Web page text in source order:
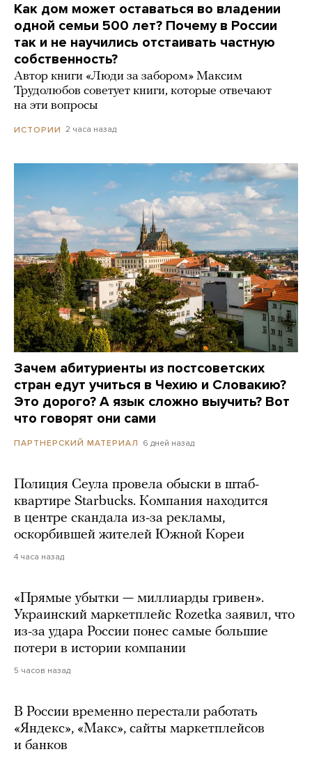
Как дом может оставаться во владении
одной семьи 500 лет? Почему в России
так и не научились отстаивать частную
собственность?
Автор книги «Люди за забором» Максим
Трудолюбов советует книги, которые отвечают
на эти вопросы
ИСТОРИИ 2 часа назад
Зачем абитуриенты из постсоветских
стран едут учиться в Чехию и Словакию?
Это дорого? А язык сложно выучить? Вот
что говорят они сами
ПАРТНЕРСКИЙ МАТЕРИАЛ 6 дней назад
Полиция Сеула провела обыски в штаб-
квартире Starbucks. Компания находится
в центре скандала из-за рекламы,
оскорбившей жителей Южной Кореи
4 часа назад
«Прямые убытки — миллиарды гривен».
Украинский маркетплейс Rozetka заявил, что
из-за удара России понес самые большие
потери в истории компании
5 часов назад
В России временно перестали работать
«Яндекс», «Макс», сайты маркетплейсов
и банков